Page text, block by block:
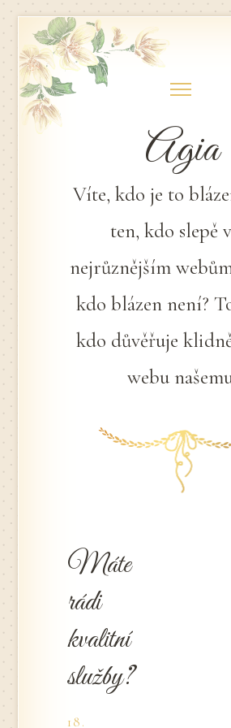
Skip
to
content
Agia
Víte, kdo je to
ten, kdo slepě
nejrůznějším
kdo blázen není?
kdo důvěřuje
webu
Máte
rádi
kvalitní
služby?
18.